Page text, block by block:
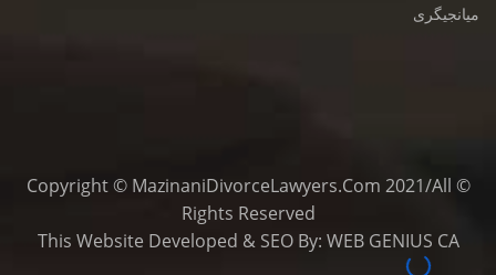
میانجیگری
© Copyright © MazinaniDivorceLawyers.com 2021/All
Rights Reserved
This Website Developed & SEOBy: WEB GENIUS CA